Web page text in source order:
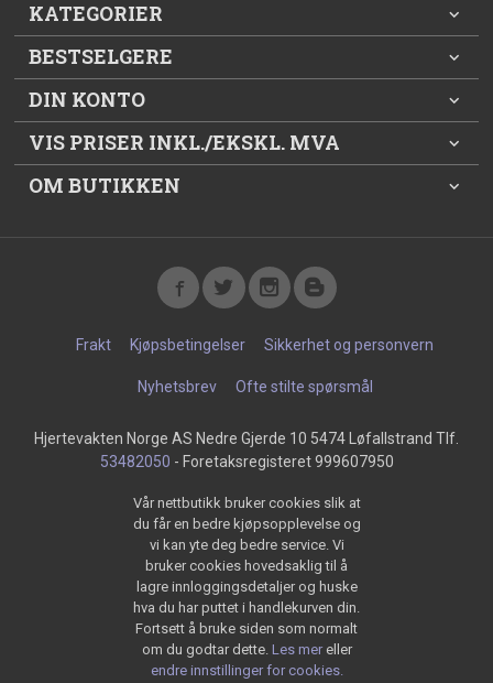
KATEGORIER
BESTSELGERE
DIN KONTO
VIS PRISER INKL./EKSKL. MVA
OM BUTIKKEN
Frakt Kjøpsbetingelser Sikkerhet og personvern
Nyhetsbrev Ofte stilte spørsmål
Hjertevakten Norge AS Nedre Gjerde 10 5474 Løfallstrand Tlf.
53482050 - Foretaksregisteret 999607950
Vår nettbutikk bruker cookies slik at
du får en bedre kjøpsopplevelse og
vi kan yte deg bedre service. Vi
bruker cookies hovedsaklig til å
lagre innloggingsdetaljer og huske
hva du har puttet i handlekurven din.
Fortsett å bruke siden som normalt
om du godtar dette. Les mer eller
endre innstillinger for cookies.